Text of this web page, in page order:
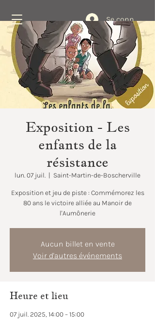
Se connecter
Réservez
Exposition - Les
enfants de la
résistance
lun. 07 juil.
  |
Saint-Martin-de-Boscherville
Exposition et jeu de piste : Commémorez les
80 ans le victoire alliée au Manoir de
l'Aumônerie
Aucun billet en vente
Voir d'autres événements
Heure et lieu
07 juil. 2025, 14:00 – 15:00